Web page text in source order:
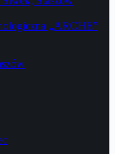
„ARCHE”